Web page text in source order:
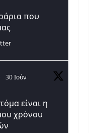
που
· 30 Ιούν
είναι η
χρόνου